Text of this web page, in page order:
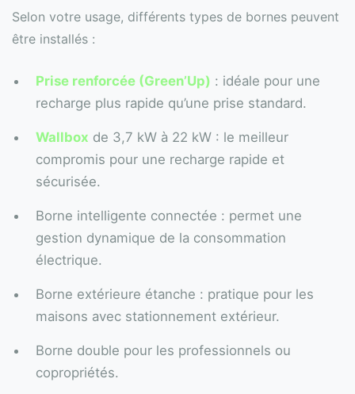
Selon votre usage, différents types de bornes peuvent
être installés :
Prise renforcée (Green’Up) : idéale pour une
recharge plus rapide qu’une prise standard.
Wallbox de 3,7 kW à 22 kW : le meilleur
compromis pour une recharge rapide et
sécurisée.
Borne intelligente connectée : permet une
gestion dynamique de la consommation
électrique.
Borne extérieure étanche : pratique pour les
maisons avec stationnement extérieur.
Borne double pour les professionnels ou
copropriétés.